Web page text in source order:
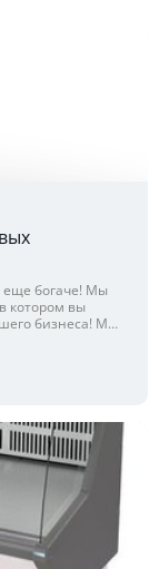
еще богаче! Мы
котором вы
бизнеса! Мы